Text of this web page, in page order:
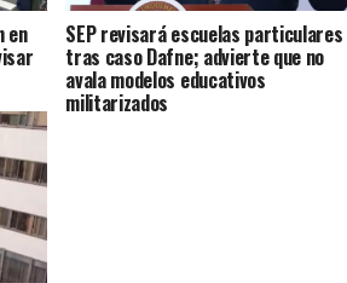
en SEP revisará escuelas particulares
tras caso Dafne; advierte que no
avala modelos educativos
militarizados